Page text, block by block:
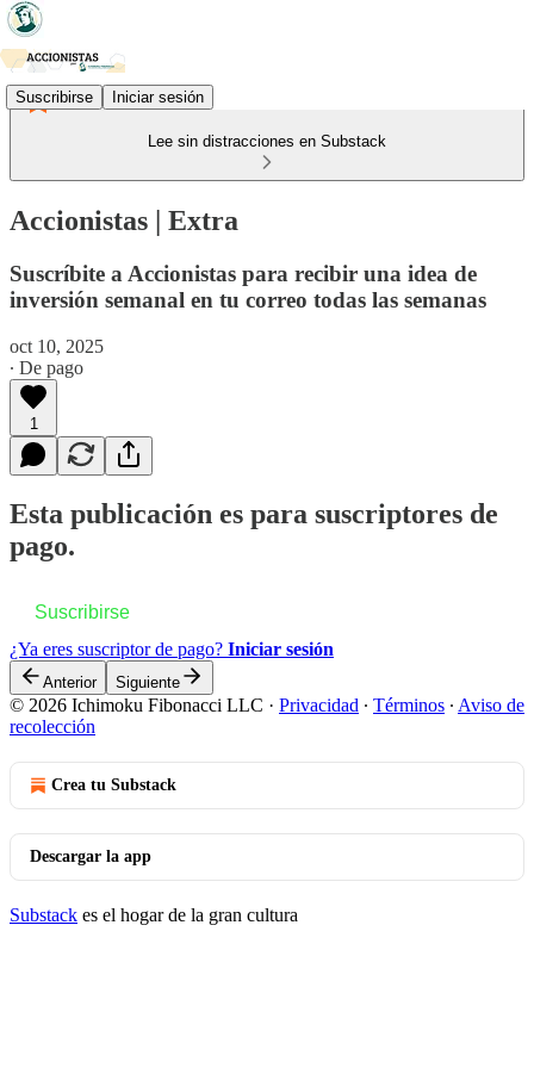
Suscribirse Iniciar sesión
Lee sin distracciones en Substack
Accionistas | Extra
Suscríbite a Accionistas para recibir una idea de
inversión semanal en tu correo todas las semanas
oct 10, 2025
∙ De pago
1
Esta publicación es para suscriptores de
pago.
Suscribirse
¿Ya eres suscriptor de pago? Iniciar sesión
Anterior Siguiente
© 2026 Ichimoku Fibonacci LLC · Privacidad ∙ Términos ∙ Aviso de
recolección
Crea tu Substack
Descargar la app
Substack es el hogar de la gran cultura